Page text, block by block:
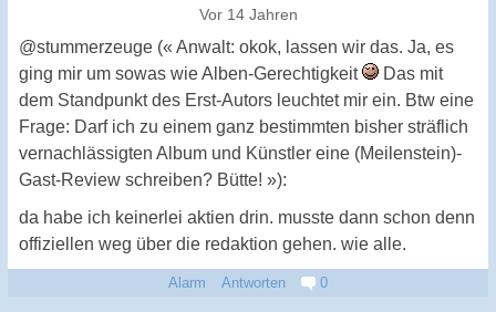
Vor 14 Jahren
@stummerzeuge (« Anwalt: okok, lassen wir das. Ja, es
ging mir um sowas wie Alben-Gerechtigkeit
Das mit
dem Standpunkt des Erst-Autors leuchtet mir ein. Btw eine
Frage: Darf ich zu einem ganz bestimmten bisher sträflich
vernachlässigten Album und Künstler eine (Meilenstein)-
Gast-Review schreiben? Bütte! »):
da habe ich keinerlei aktien drin. musste dann schon denn
offiziellen weg über die redaktion gehen. wie alle.
Alarm Antworten 0